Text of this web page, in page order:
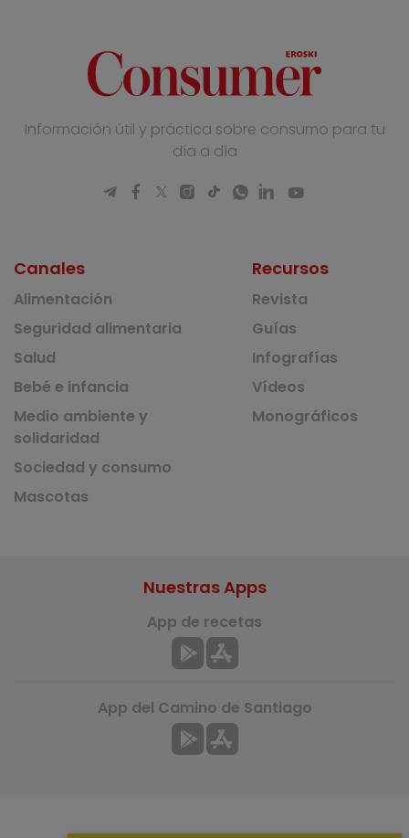
Información útil y práctica sobre consumo para tu
día a día
Canales
Alimentación
Seguridad alimentaria
Salud
Bebé e infancia
Medio ambiente y
solidaridad
Sociedad y consumo
Mascotas
Recursos
Revista
Guías
Infografías
Vídeos
Monográficos
Nuestras Apps
App de recetas
App del Camino de Santiago